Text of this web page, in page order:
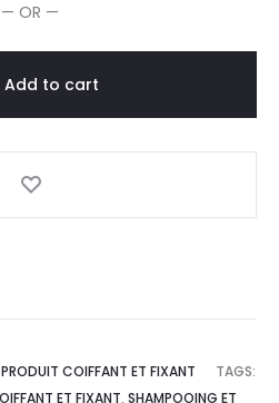
— OR —
Add to cart
PRODUIT COIFFANT ET FIXANT
TAGS:
ET FIXANT, SHAMPOOING ET